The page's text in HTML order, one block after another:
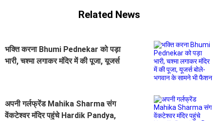
Related News
भक्ति करना Bhumi Pednekar को पड़ा
भारी, चश्मा लगाकर मंदिर में की पूजा, यूजर्स
अपनी गर्लफ्रेंड Mahika Sharma संग
वेंकटेश्वर मंदिर पहुंचे Hardik Pandya,